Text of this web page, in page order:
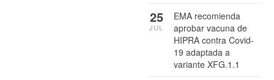
EMA recomienda
aprobar vacuna de
HIPRA contra Covid-
19 adaptada a
variante XFG.1.1
25
JUL